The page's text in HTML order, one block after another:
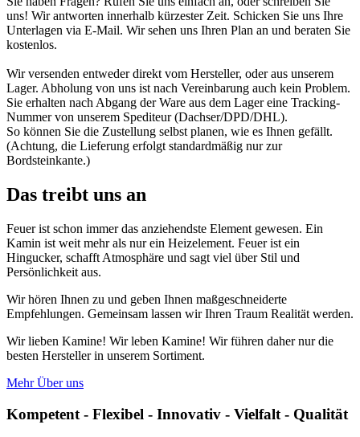
uns! Wir antworten innerhalb kürzester Zeit. Schicken Sie uns Ihre
Unterlagen via E-Mail. Wir sehen uns Ihren Plan an und beraten Sie
kostenlos.
Wir versenden entweder direkt vom Hersteller, oder aus unserem
Lager. Abholung von uns ist nach Vereinbarung auch kein Problem.
Sie erhalten nach Abgang der Ware aus dem Lager eine Tracking-
Nummer von unserem Spediteur (Dachser/DPD/DHL).
So können Sie die Zustellung selbst planen, wie es Ihnen gefällt.
(Achtung, die Lieferung erfolgt standardmäßig nur zur
Bordsteinkante.)
Das treibt uns an
Feuer ist schon immer das anziehendste Element gewesen. Ein
Kamin ist weit mehr als nur ein Heizelement. Feuer ist ein
Hingucker, schafft Atmosphäre und sagt viel über Stil und
Persönlichkeit aus.
Wir hören Ihnen zu und geben Ihnen maßgeschneiderte
Empfehlungen. Gemeinsam lassen wir Ihren Traum Realität werden.
Wir lieben Kamine! Wir leben Kamine! Wir führen daher nur die
besten Hersteller in unserem Sortiment.
Mehr Über uns
Kompetent - Flexibel - Innovativ - Vielfalt - Qualität